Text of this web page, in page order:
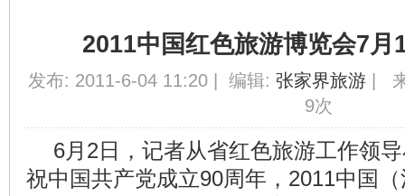
2011中国红色旅游博览会7月
发布: 2011-6-04 11:20 | 编辑: 张家界旅游| 来
9次
6月2日，记者从省红色旅游工作领
祝中国共产党成立90周年，2011中国